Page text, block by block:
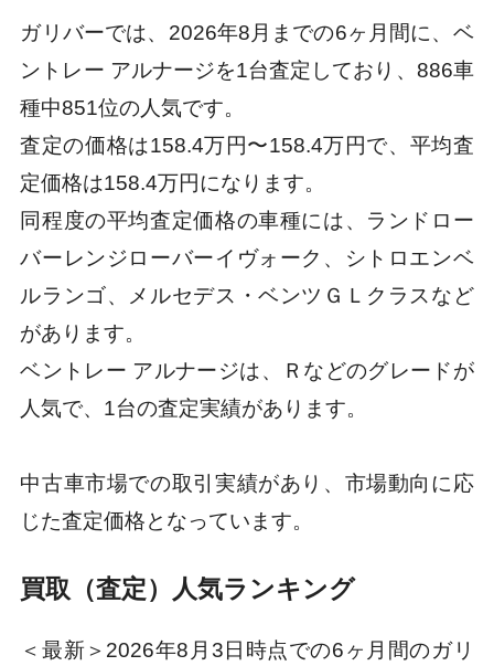
ガリバーでは、2026年8月までの6ヶ月間に、ベ
ントレー アルナージを1台査定しており、886車
種中851位の人気です。
査定の価格は158.4万円〜158.4万円で、平均査
定価格は158.4万円になります。
同程度の平均査定価格の車種には、ランドロー
バーレンジローバーイヴォーク、シトロエンベ
ルランゴ、メルセデス・ベンツＧＬクラスなど
があります。
ベントレー アルナージは、Ｒなどのグレードが
人気で、1台の査定実績があります。
中古車市場での取引実績があり、市場動向に応
じた査定価格となっています。
買取（査定）人気ランキング
＜最新＞2026年8月3日時点での6ヶ月間のガリ